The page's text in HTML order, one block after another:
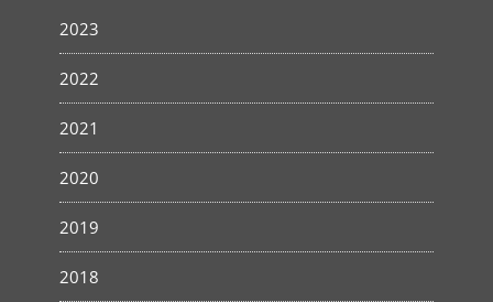
2023
2022
2021
2020
2019
2018